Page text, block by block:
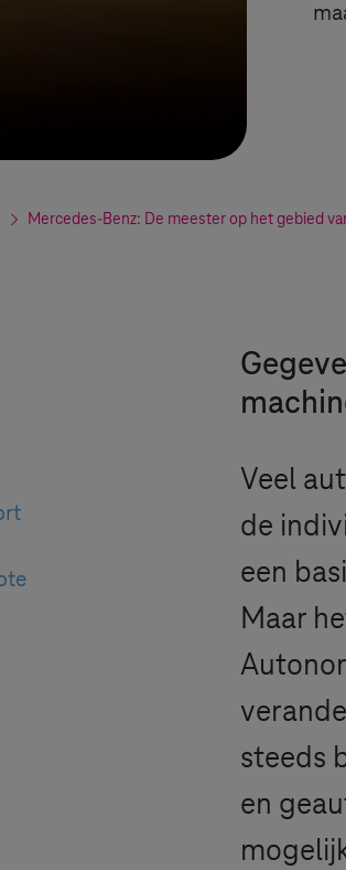
Mercedes-Benz: De meester op het gebied
Veel
de
een
Maar
steeds
en